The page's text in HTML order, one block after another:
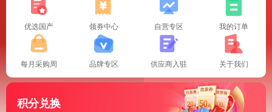
优选国产 领券中心 自营专区 我的订单
每月采购周 品牌专区 供应商入驻 关于我们
积分兑换